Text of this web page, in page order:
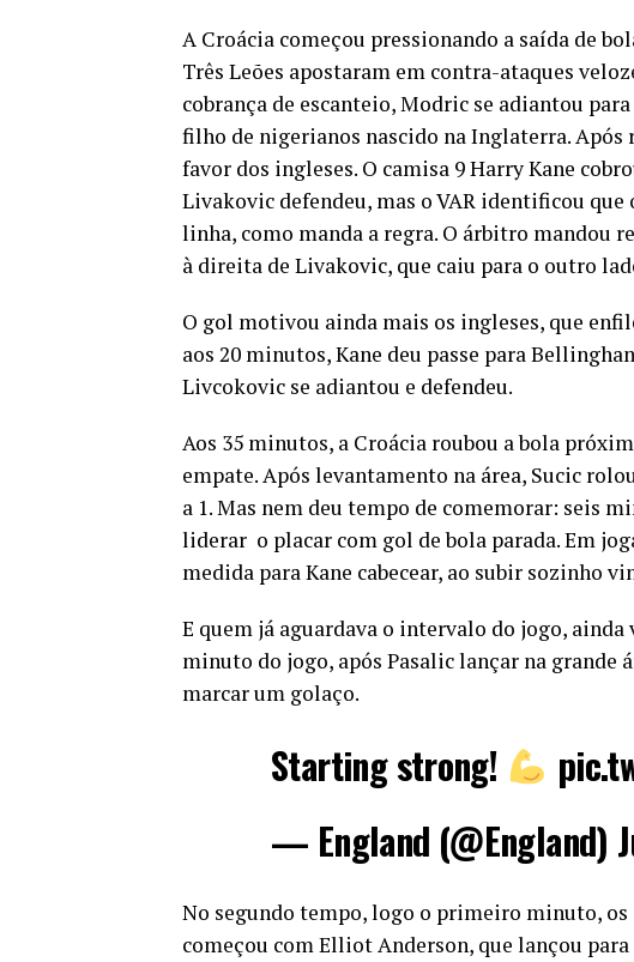
A Croácia começou pressionando a saída de
Três Leões apostaram em contra-ataques
cobrança de escanteio, Modric se adiantou
filho de nigerianos nascido na Inglaterra.
favor dos ingleses. O camisa 9 Harry Kane
Livakovic defendeu, mas o VAR identificou
linha, como manda a regra. O árbitro mandou
à direita de Livakovic, que caiu para o outro
O gol motivou ainda mais os ingleses, que
aos 20 minutos, Kane deu passe para
Livcokovic se adiantou e defendeu.
Aos 35 minutos, a Croácia roubou a bola
empate. Após levantamento na área, Sucic
a 1. Mas nem deu tempo de comemorar: seis
liderar o placar com gol de bola parada. Em
medida para Kane cabecear, ao subir sozinho
E quem já aguardava o intervalo do jogo,
minuto do jogo, após Pasalic lançar na grande
marcar um golaço.
Starting strong!
— England (@England)
No segundo tempo, logo o primeiro minuto,
começou com Elliot Anderson, que lançou